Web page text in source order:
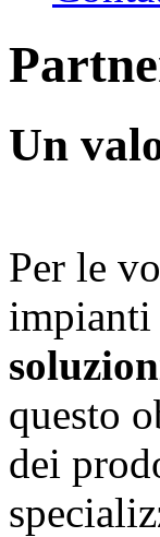
Un
Per le
impianti
questo
dei